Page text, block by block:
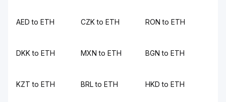
AED to ETH CZK to ETH RON to ETH
DKK to ETH MXN to ETH BGN to ETH
KZT to ETH BRL to ETH HKD to ETH